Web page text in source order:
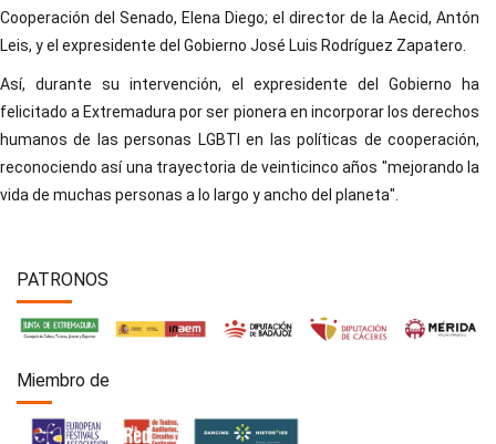
Cooperación del Senado, Elena Diego; el director de la Aecid, Antón
Leis, y el expresidente del Gobierno José Luis Rodríguez Zapatero.
Así, durante su intervención, el expresidente del Gobierno ha
felicitado a Extremadura por ser pionera en incorporar los derechos
humanos de las personas LGBTI en las políticas de cooperación,
reconociendo así una trayectoria de veinticinco años "mejorando la
vida de muchas personas a lo largo y ancho del planeta".
PATRONOS
Miembro de